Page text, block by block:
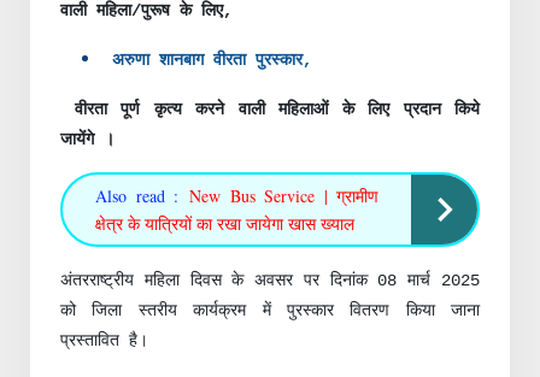
वाली महिला/पुरूष के लिए,
अरुणा शानबाग वीरता पुरस्कार,
वीरता पूर्ण कृत्य करने वाली महिलाओं के लिए प्रदान किये
जायेंगे ।
Also read : New Bus Service | ग्रामीण
क्षेत्र के यात्रियों का रखा जायेगा खास ख्याल
अंतरराष्ट्रीय महिला दिवस के अवसर पर दिनांक 08 मार्च 2025
को जिला स्तरीय कार्यक्रम में पुरस्कार वितरण किया जाना
प्रस्तावित है।